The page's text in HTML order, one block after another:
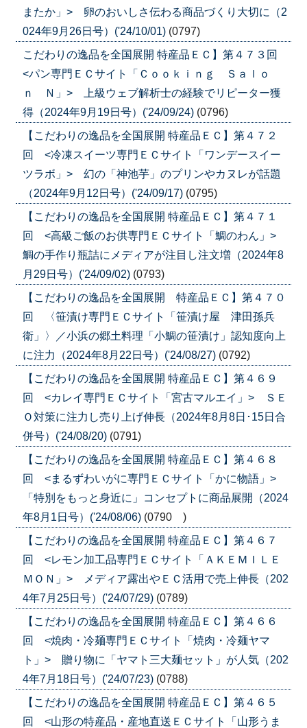
またか」> 卵のおいしさ伝わる商品づくり大切に（2
024年9月26日号）('24/10/01) (0797)
こだわりの逸品を全国展開 特産品ＥＣ】第４７３回
<パン専門ＥＣサイト「Ｃｏｏｋｉｎｇ Ｓａｌｏ
ｎ Ｎ」> 上級ウェブ解析士の経験でリピーター獲
得（2024年9月19日号）('24/09/24) (0796)
【こだわりの逸品を全国展開 特産品ＥＣ】第４７２
回 <冷凍スイーツ専門ＥＣサイト「ワンデースイー
ツラボ」> 幻の「神池芋」のプリンやカヌレが話題
（2024年9月12日号）('24/09/17) (0795)
【こだわりの逸品を全国展開 特産品ＥＣ】第４７１
回 <高級ご飯のお供専門ＥＣサイト「鯛のわん」>
鯛の手作り瓶詰にメディアが注目し注文増（2024年8
月29日号）('24/09/02) (0793)
【こだわりの逸品を全国展開 特産品ＥＣ】第４７０
回 〈笹漬け専門ＥＣサイト「笹漬け屋 津田孫兵
衛」〉／小浜の郷土料理「小鯛の笹漬け」認知度向上
に注力（2024年8月22日号）('24/08/27) (0792)
【こだわりの逸品を全国展開 特産品ＥＣ】第４６９
回 <カレイ専門ＥＣサイト「宮古マルエイ」> ＳＥ
Ｏ対策に注力し売り上げ伸長（2024年8月8日･15日合
併号）('24/08/20) (0791)
【こだわりの逸品を全国展開 特産品ＥＣ】第４６８
回 <まるずわいがに専門ＥＣサイト「かに物語」>
「特別をもっと身近に」コンセプトに商品展開（2024
年8月1日号）('24/08/06) (0790 )
【こだわりの逸品を全国展開 特産品ＥＣ】第４６７
回 <レモン加工品専門ＥＣサイト「ＡＫＥＭＩＬＥ
ＭＯＮ」> メディア露出やＥＣ活用で売上伸長（202
4年7月25日号）('24/07/29) (0789)
【こだわりの逸品を全国展開 特産品ＥＣ】第４６６
回 <焼肉・冷麺専門ＥＣサイト「焼肉・冷麺ヤマ
ト」> 贈り物に「ヤマト三大麺セット」が人気（202
4年7月18日号）('24/07/23) (0788)
【こだわりの逸品を全国展開 特産品ＥＣ】第４６５
回 <山形の特産品・産地直送ＥＣサイト「山形うま